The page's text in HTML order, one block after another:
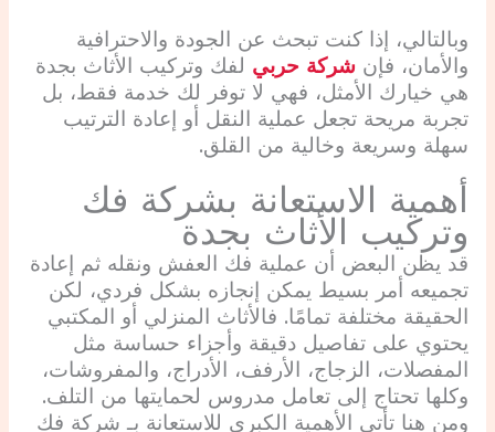
وبالتالي، إذا كنت تبحث عن الجودة والاحترافية
والأمان، فإن شركة حربي لفك وتركيب الأثاث بجدة
هي خيارك الأمثل، فهي لا توفر لك خدمة فقط، بل
تجربة مريحة تجعل عملية النقل أو إعادة الترتيب
سهلة وسريعة وخالية من القلق.
أهمية الاستعانة بشركة فك
وتركيب الأثاث بجدة
قد يظن البعض أن عملية فك العفش ونقله ثم إعادة
تجميعه أمر بسيط يمكن إنجازه بشكل فردي، لكن
الحقيقة مختلفة تمامًا. فالأثاث المنزلي أو المكتبي
يحتوي على تفاصيل دقيقة وأجزاء حساسة مثل
المفصلات، الزجاج، الأرفف، الأدراج، والمفروشات،
وكلها تحتاج إلى تعامل مدروس لحمايتها من التلف.
ومن هنا تأتي الأهمية الكبرى للاستعانة بـ شركة فك